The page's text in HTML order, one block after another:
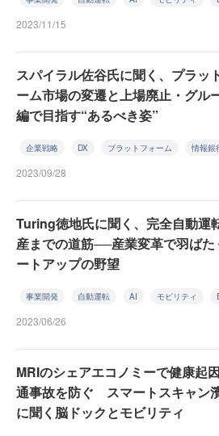
2023/11/15
スパイラル佐谷氏に聞く、プラッ
ーム市場の変遷と上場廃止・グル
編で目指す“あるべき姿”
企業戦略 DX プラットフォーム 情報銀
2023/09/28
Turing徳地氏に聞く、完全自動運
産までの道筋──産業変革で羽ばた
ートアップの野望
事業開発 自動運転 AI モビリティ
2023/06/26
MRIのシェアエコノミーで健康起
通事故を防ぐ スマートスキャン
に聞く脳ドックとモビリティ